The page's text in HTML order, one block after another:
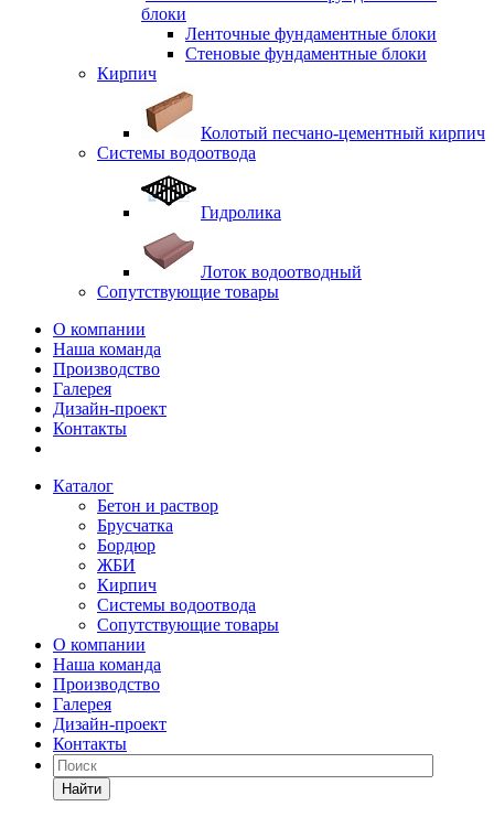
блоки
Ленточные фундаментные блоки
Стеновые фундаментные блоки
Кирпич
Колотый песчано-цементный кирпич
Системы водоотвода
Гидролика
Лоток водоотводный
Сопутствующие товары
О компании
Наша команда
Производство
Галерея
Дизайн-проект
Контакты
Каталог
Бетон и раствор
Брусчатка
Бордюр
ЖБИ
Кирпич
Системы водоотвода
Сопутствующие товары
О компании
Наша команда
Производство
Галерея
Дизайн-проект
Контакты
Найти